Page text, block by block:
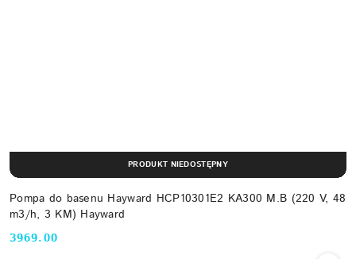
Pompa do basenu Hayward HCP10301E2 KA300 M.B (220 V, 48
m3/h, 3 KM) Hayward
Cena:
3969.00
PRODUKT NIEDOSTĘPNY